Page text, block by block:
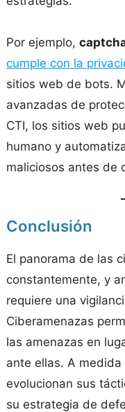
Por ejemplo,
cumple con la
sitios web de bots.
avanzadas de
CTI, los sitios web
humano y
maliciosos antes de
Conclusión
El panorama de las
constantemente, y
requiere una
Ciberamenazas
las amenazas en
ante ellas. A
evolucionan sus
su estrategia de